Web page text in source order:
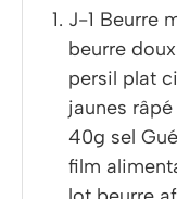
J-1 Beurre
beurre
persil plat
jaunes
40g sel
film